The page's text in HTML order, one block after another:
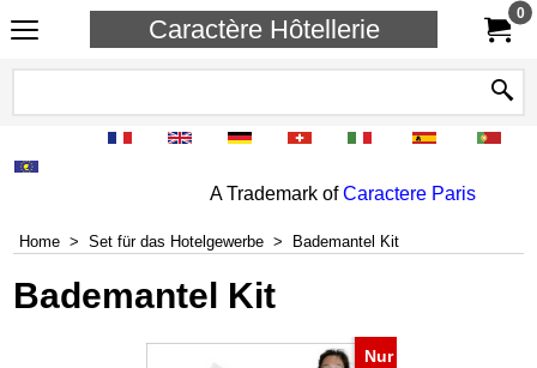
Caractère Hôtellerie
0
A Trademark ofCaractere Paris
Home > Set für das Hotelgewerbe > Bademantel Kit
Bademantel Kit
Nur